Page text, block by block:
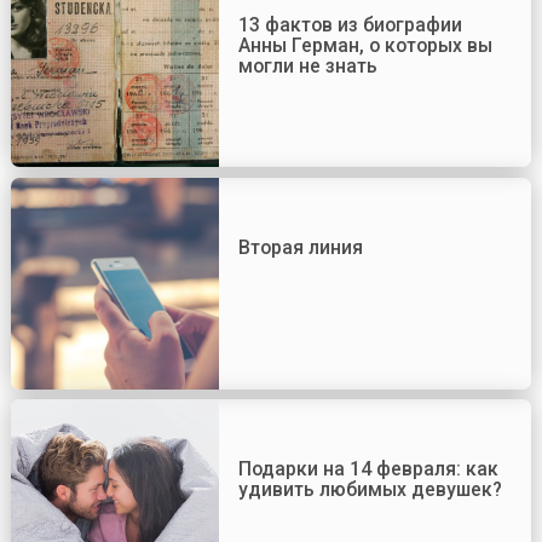
13 фактов из биографии
Анны Герман, о которых вы
могли не знать
Вторая линия
Подарки на 14 февраля: как
удивить любимых девушек?